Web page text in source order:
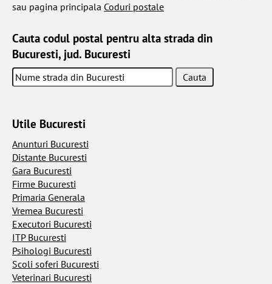
sau pagina principala Coduri postale
Cauta codul postal pentru alta strada din
Bucuresti, jud. Bucuresti
Utile Bucuresti
Anunturi Bucuresti
Distante Bucuresti
Gara Bucuresti
Firme Bucuresti
Primaria Generala
Vremea Bucuresti
Executori Bucuresti
ITP Bucuresti
Psihologi Bucuresti
Scoli soferi Bucuresti
Veterinari Bucuresti